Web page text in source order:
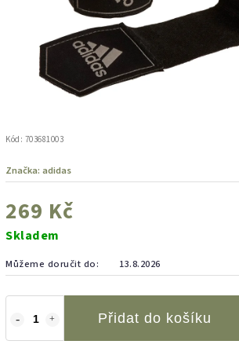
Kód: 703681003
Značka: adidas
269 Kč
Skladem
Můžeme doručit do: 13.8.2026
Přidat do košíku